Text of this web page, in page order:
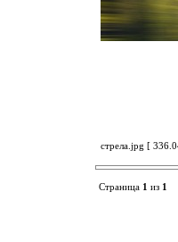
стрела.jpg [
Страница 1 из 1